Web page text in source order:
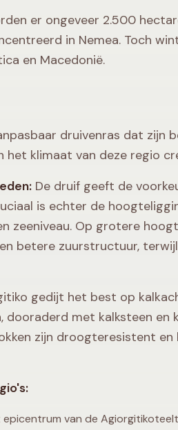
er ongeveer 2.500
in Nemea. Toch
en Macedonië.
druivenras dat zijn
het klimaat van deze regio
De druif geeft de
is echter de
zeeniveau. Op grotere
betere zuurstructuur,
gedijt het best op
dooraderd met kalksteen
zijn droogteresistent
epicentrum van de